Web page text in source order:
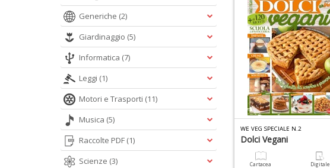
WE VEG SPECIALE N.2
Dolci Vegani
Cartacea Digitale
Generiche (2)
Giardinaggio (5)
Informatica (7)
Leggi (1)
Motori e Trasporti (11)
Musica (5)
Raccolte PDF (1)
Scienze (3)